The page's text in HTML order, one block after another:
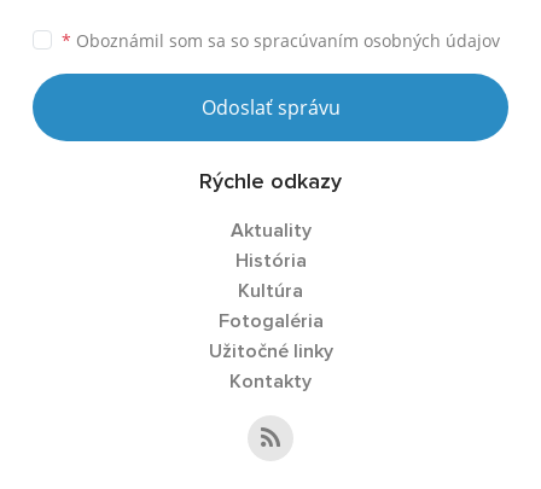
* Oboznámil som sa so spracúvaním osobných údajov
Odoslať správu
Rýchle odkazy
Aktuality
História
Kultúra
Fotogaléria
Užitočné linky
Kontakty